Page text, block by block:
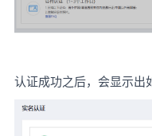
认证成功之后，会显示出